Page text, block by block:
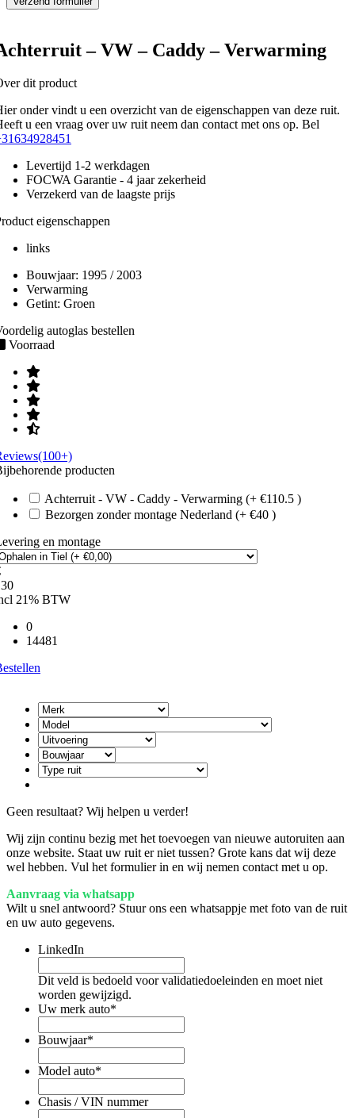
– VW – Caddy – Verwarming
dit product
onder vindt u een overzicht van de eigenschappen van deze ruit.
u een vraag over uw ruit neem dan contact met ons op. Bel
Levertijd 1-2 werkdagen
FOCWA Garantie - 4 jaar zekerheid
Verzekerd van de laagste prijs
eigenschappen
links
Bouwjaar: 1995 / 2003
Verwarming
Getint: Groen
autoglas bestellen
Voorraad
producten
Achterruit - VW - Caddy - Verwarming (+ €110.5 )
Bezorgen zonder montage Nederland (+ €40 )
en montage
21% BTW
0
14481
Geen resultaat? Wij helpen u verder!
Wij zijn continu bezig met het toevoegen van nieuwe autoruiten aan
onze website. Staat uw ruit er niet tussen? Grote kans dat wij deze
wel hebben. Vul het formulier in en wij nemen contact met u op.
Aanvraag via whatsapp
Wilt u snel antwoord? Stuur ons een whatsappje met foto van de ruit
en uw auto gegevens.
LinkedIn
Dit veld is bedoeld voor validatiedoeleinden en moet niet
worden gewijzigd.
Uw merk auto*
Bouwjaar*
Model auto*
Chasis / VIN nummer